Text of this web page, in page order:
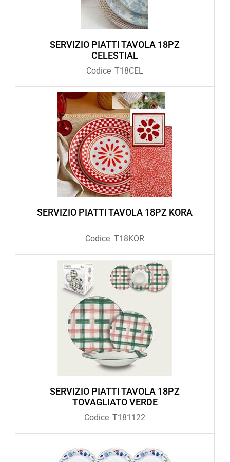
SERVIZIO PIATTI TAVOLA 18PZ
CELESTIAL
Codice T18CEL
SERVIZIO PIATTI TAVOLA 18PZ KORA
Codice T18KOR
SERVIZIO PIATTI TAVOLA 18PZ
TOVAGLIATO VERDE
Codice T181122